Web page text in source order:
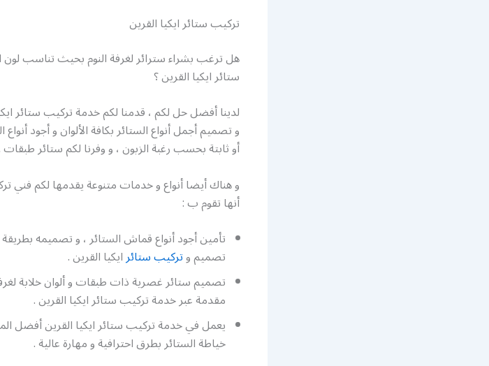
تركيب ستائر ايكيا القرين
هل ترغب بشراء سترائر لغرفة النوم بحيث تناسب
ستائر ايكيا القرين ؟
لدينا أفضل حل لكم ، قدمنا لكم خدمة تركيب ستائر
و تصميم أجمل أنواع الستائر بكافة الألوان و أجود
أو ثابتة بحسب رغبة الزبون ، و وفرنا لكم ستائر
و هناك أيضا أنواع و خدمات متنوعة يقدمها لكم فني
أنها تقوم ب :
تصميم وتركيب ستائرايكيا القرين .
تصميم ستائر غصرية ذات طبقات و ألوان خلابة
مقدمة عبر خدمة تركيب ستائر ايكيا القرين .
يعمل في خدمة تركيب ستائر ايكيا القرين أفضل
خياطة الستائر بطرق احترافية و مهارة عالية .